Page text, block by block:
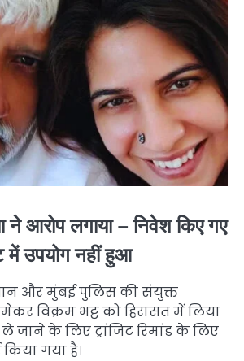
ने आरोप लगाया – निवेश किए गए
में उपयोग नहीं हुआ
और मुंबई पुलिस की संयुक्त
विक्रम भट्ट को हिरासत में लिया
जाने के लिए ट्रांजिट रिमांड के लिए
गया है।